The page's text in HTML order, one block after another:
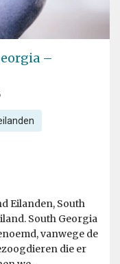
–
Eilanden, South
South Georgia
vanwege de
die er